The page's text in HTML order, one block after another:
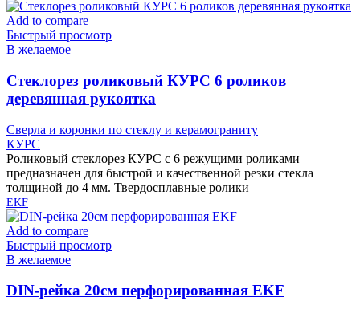
Add to compare
Быстрый просмотр
В желаемое
Cтеклорез роликовый КУРС 6 роликов
деревянная рукоятка
Сверла и коронки по стеклу и керамограниту
КУРС
Роликовый стеклорез КУРС с 6 режущими роликами
предназначен для быстрой и качественной резки стекла
толщиной до 4 мм. Твердосплавные ролики
EKF
Add to compare
Быстрый просмотр
В желаемое
DIN-рейка 20см перфорированная EKF